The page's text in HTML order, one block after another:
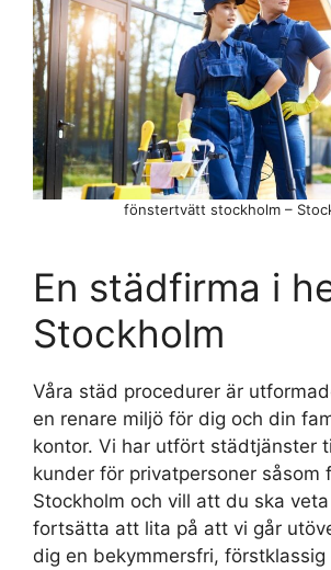
En städfirma i
Stockholm
Våra städ procedurer är
en renare miljö för dig och din
kontor. Vi har utfört städtjänster
kunder för privatpersoner såsom
Stockholm och vill att du ska
fortsätta att lita på att vi går
dig en bekymmersfri,
fönstertvätt stockholm –